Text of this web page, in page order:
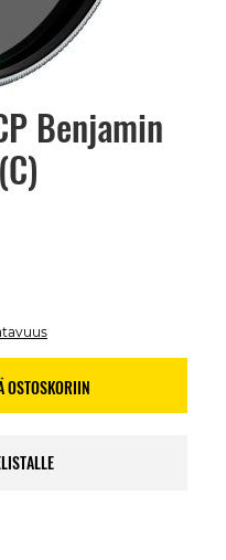
Benjamin
OSTOSKORIIN